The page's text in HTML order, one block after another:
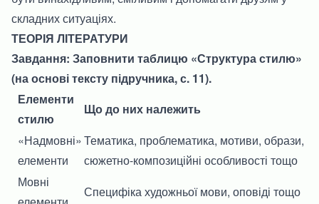
складних ситуаціях.
ТЕОРІЯ ЛІТЕРАТУРИ
Завдання: Заповнити таблицю «Структура стилю»
(на основі тексту підручника, с. 11).
Елементи
стилю
Що до них належить
«Надмовні»
елементи
Тематика, проблематика, мотиви, образи,
сюжетно-композиційні особливості тощо
Мовні
Специфіка художньої мови, оповіді тощо